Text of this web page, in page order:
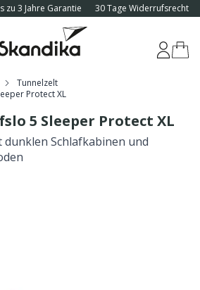
zu 3 Jahre Garantie 30 Tage Widerrufsrecht
Tunnelzelt
Protect XL
5 Sleeper Protect XL
Schlafkabinen und